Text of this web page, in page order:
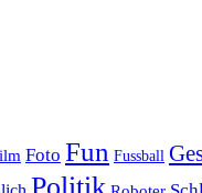
Foto Fun Fussball
Politik